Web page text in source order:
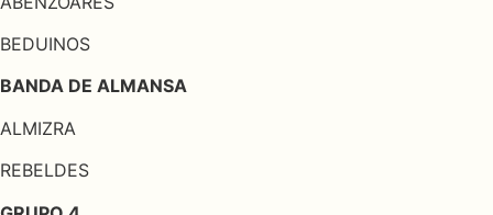
BEDUINOS
BANDA DE ALMANSA
ALMIZRA
REBELDES